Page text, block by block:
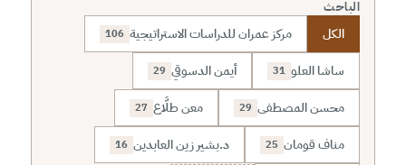
الباحث
الكل مركز عمران للدراسات الاستراتيجية 106
ساشا العلو 31 أيمن الدسوقي 29
محسن المصطفى 29 معن طلَّاع 27
مناف قومان 25 د.بشير زين العابدين 16